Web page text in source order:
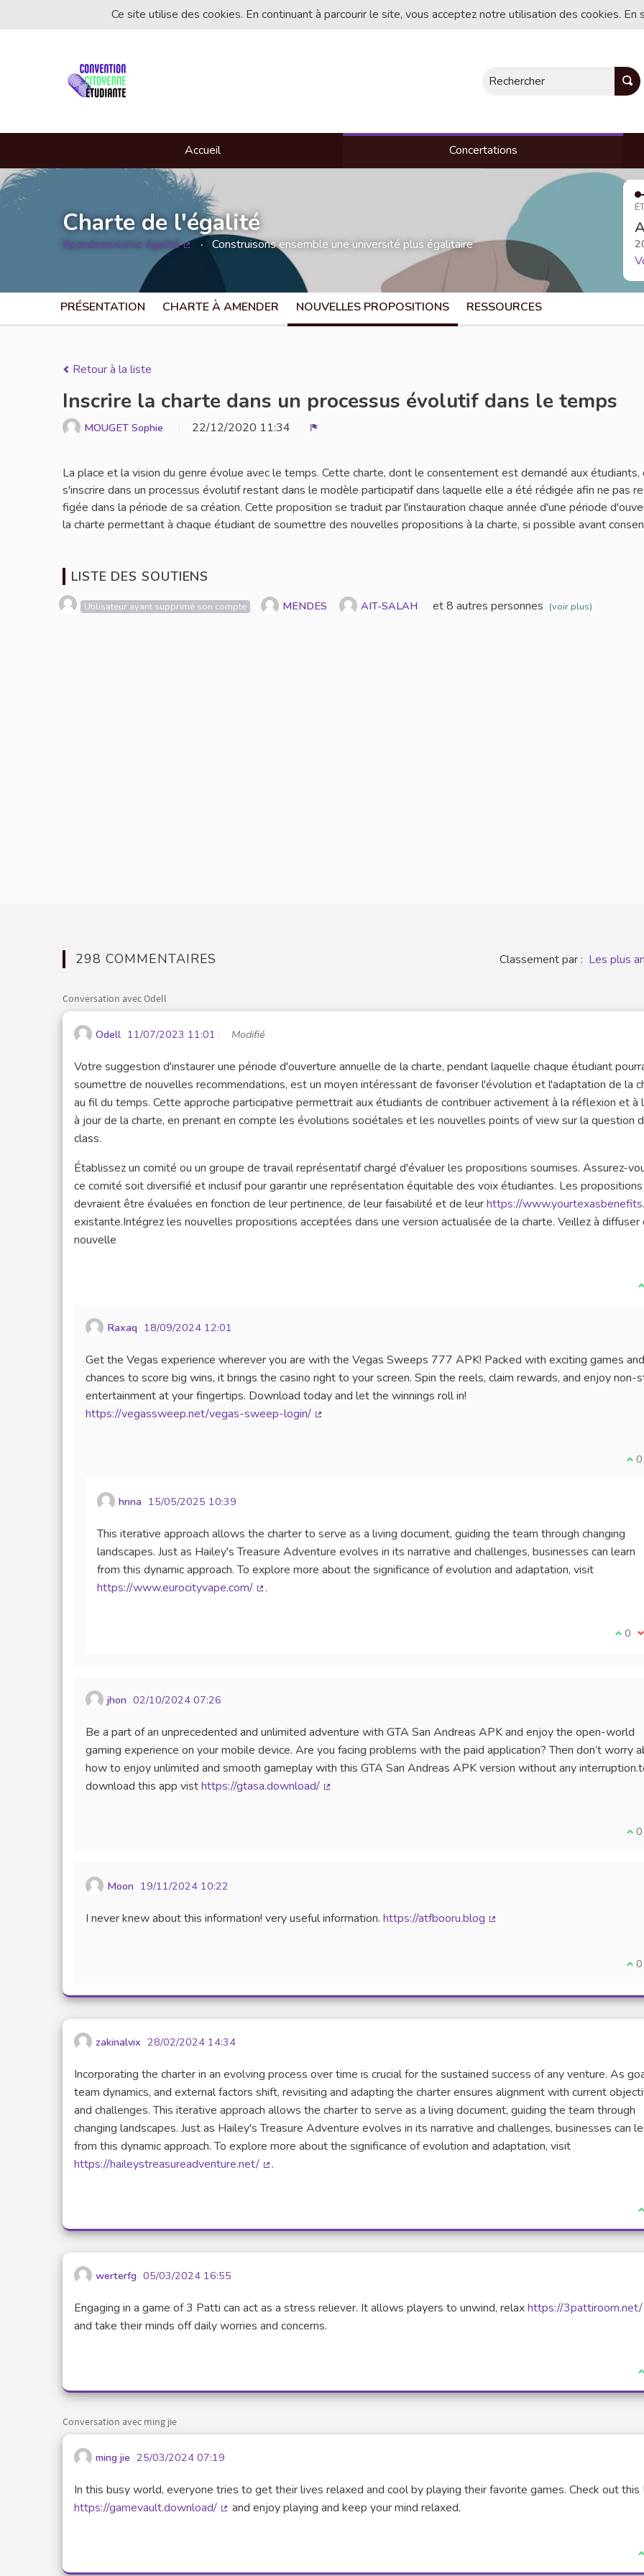
Ce site utilise des cookies. En continuant à parcourir le site, vous acceptez notre utilisation des cookies.
Rechercher
Accueil Concertations
Charte de l'égalité
#pasdesexisme égalité Construisons ensemble une université plus égalitaire
PRÉSENTATION CHARTE À AMENDER NOUVELLES PROPOSITIONS RESSOURCES
Retour à la liste
Inscrire la charte dans un processus évolutif dans le temps
MOUGET Sophie 22/12/2020 11:34
La place et la vision du genre évolue avec le temps. Cette charte, dont le consentement est demandé aux étudiants,
s'inscrire dans un processus évolutif restant dans le modèle participatif dans laquelle elle a été rédigée afin ne pas
figée dans la période de sa création. Cette proposition se traduit par l'instauration chaque année d'une période
la charte permettant à chaque étudiant de soumettre des nouvelles propositions à la charte, si possible avant
LISTE DES SOUTIENS
Utilisateur ayant supprimé son compte MENDES AIT-SALAH et 8 autres personnes (voir plus)
298 COMMENTAIRES Classement par : Les plus
Conversation avec Odell
Odell 11/07/2023 11:01 Modifié
Votre suggestion d'instaurer une période d'ouverture annuelle de la charte, pendant laquelle chaque étudiant
soumettre de nouvelles recommendations, est un moyen intéressant de favoriser l'évolution et l'adaptation de la
au fil du temps. Cette approche participative permettrait aux étudiants de contribuer activement à la réflexion et à
à jour de la charte, en prenant en compte les évolutions sociétales et les nouvelles points of view sur la question
class.
Établissez un comité ou un groupe de travail représentatif chargé d'évaluer les propositions soumises. Assurez-
ce comité soit diversifié et inclusif pour garantir une représentation équitable des voix étudiantes. Les propositions
devraient être évaluées en fonction de leur pertinence, de leur faisabilité et de leurhttps://
existante.Intégrez les nouvelles propositions acceptées dans une version actualisée de la charte. Veillez à
nouvelle
Raxaq 18/09/2024 12:01
Get the Vegas experience wherever you are with the Vegas Sweeps 777 APK! Packed with exciting games and
chances to score big wins, it brings the casino right to your screen. Spin the reels, claim rewards, and enjoy non-
entertainment at your fingertips. Download today and let the winnings roll in!
https://vegassweep.net/vegas-sweep-login/
Je0
hnna 15/05/2025 10:39
This iterative approach allows the charter to serve as a living document, guiding the team through changing
landscapes. Just as Hailey's Treasure Adventure evolves in its narrative and challenges, businesses can learn
from this dynamic approach. To explore more about the significance of evolution and adaptation, visit
https://www.eurocityvape.com/
.
Je0
jhon 02/10/2024 07:26
Be a part of an unprecedented and unlimited adventure with GTA San Andreas APK and enjoy the open-world
gaming experience on your mobile device. Are you facing problems with the paid application? Then don’t worry
how to enjoy unlimited and smooth gameplay with this GTA San Andreas APK version without any
download this app visthttps://gtasa.download/
Je0
Moon 19/11/2024 10:22
I never knew about this information! very useful information. https://atfbooru.blog
Je0
zakinalvix 28/02/2024 14:34
Incorporating the charter in an evolving process over time is crucial for the sustained success of any venture. As
team dynamics, and external factors shift, revisiting and adapting the charter ensures alignment with current
and challenges. This iterative approach allows the charter to serve as a living document, guiding the team through
changing landscapes. Just as Hailey's Treasure Adventure evolves in its narrative and challenges, businesses can
from this dynamic approach. To explore more about the significance of evolution and adaptation, visit
https://haileystreasureadventure.net/
.
werterfg 05/03/2024 16:55
Engaging in a game of 3 Patti can act as a stress reliever. It allows players to unwind, relaxhttps://3pattiroom.net/
and take their minds off daily worries and concerns.
Conversation avec ming jie
ming jie 25/03/2024 07:19
In this busy world, everyone tries to get their lives relaxed and cool by playing their favorite games. Check out this
https://gamevault.download/
and enjoy playing and keep your mind relaxed.